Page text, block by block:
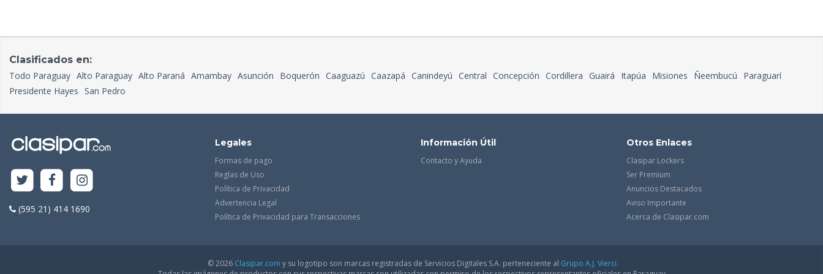
Clasificados en:
Todo Paraguay Alto Paraguay Alto Paraná Amambay Asunción Boquerón Caaguazú Caazapá Canindeyú Central Concepción Cordillera Guairá Itapúa Misiones Ñeembucú
Paraguarí
Presidente Hayes San Pedro
(595 21) 414 1690
Legales
Formas de pago
Reglas de Uso
Política de Privacidad
Advertencia Legal
Política de Privacidad para Transacciones
Información Útil
Contacto y Ayuda
Otros Enlaces
Clasipar Lockers
Ser Premium
Anuncios Destacados
Aviso Importante
Acerca de Clasipar.com
© 2026 Clasipar.com y su logotipo son marcas registradas de Servicios Digitales S.A. perteneciente al Grupo A.J. Vierci.